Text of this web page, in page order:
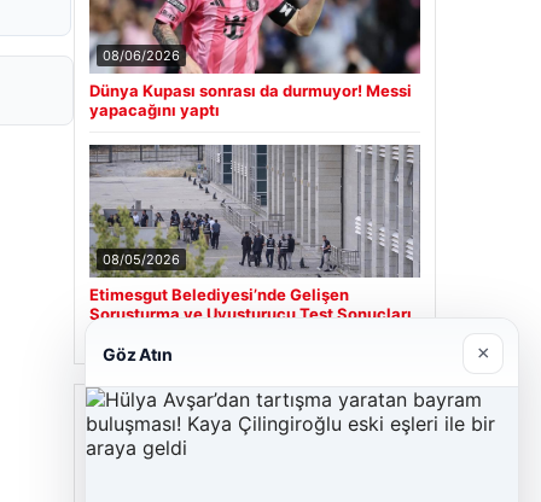
08/06/2026
Dünya Kupası sonrası da durmuyor! Messi
yapacağını yaptı
08/05/2026
Etimesgut Belediyesi’nde Gelişen
Soruşturma ve Uyuşturucu Test Sonuçları
Son Eklenen Firmalar
Göz Atın ×